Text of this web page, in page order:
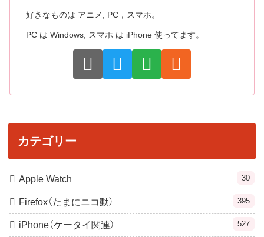
好きなものは アニメ, PC，スマホ。
PC は Windows, スマホ は iPhone 使ってます。
カテゴリー
Apple Watch 30
Firefox（たまにニコ動） 395
iPhone（ケータイ関連） 527